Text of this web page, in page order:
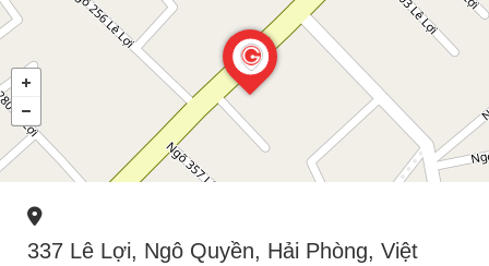
337 Lê Lợi, Ngô Quyền, Hải Phòng, Việt